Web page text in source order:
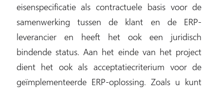
eisenspecificatie als contractuele basis voor de
samenwerking tussen de klant en de ERP-
leverancier en heeft het ook een juridisch
bindende status. Aan het einde van het project
dient het ook als acceptatiecriterium voor de
geïmplementeerde ERP-oplossing. Zoals u kunt